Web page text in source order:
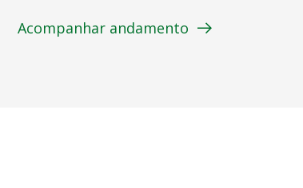
Acompanhar andamento